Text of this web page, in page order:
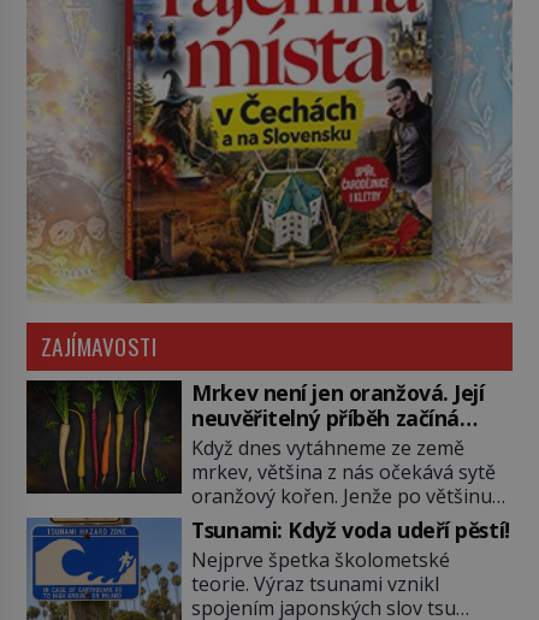
ZAJÍMAVOSTI
Mrkev není jen oranžová. Její
neuvěřitelný příběh začíná
fialovou barvou
Když dnes vytáhneme ze země
mrkev, většina z nás očekává sytě
oranžový kořen. Jenže po většinu
své historie je mrkev všechno
možné, jen ne oranžová. Je fialová,
žlutá, bílá, někdy dokonce téměř
černá. Až díky stovkám let
Tsunami: Když voda udeří pěstí!
Nejprve špetka školometské
teorie. Výraz tsunami vznikl
spojením japonských slov tsu